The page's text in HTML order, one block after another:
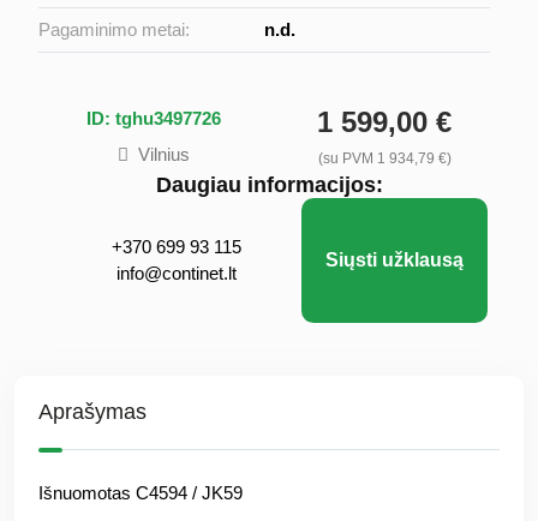
Pagaminimo metai: n.d.
ID: tghu3497726
Vilnius
1 599,00 €
(su PVM 1 934,79 €)
Daugiau informacijos:
+370 699 93 115
info@continet.lt
Siųsti užklausą
Aprašymas
Išnuomotas C4594 / JK59